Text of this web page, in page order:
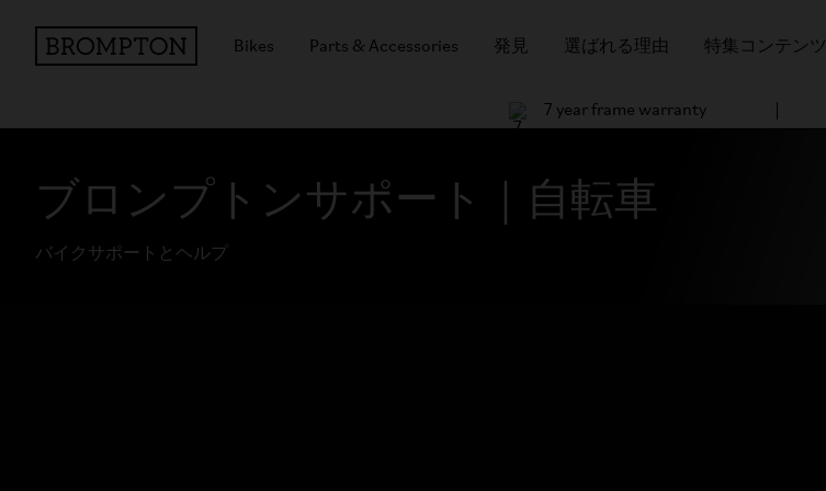
Bikes Parts & Accessories 発見 選ばれる理由 特集コンテンツ
7 year frame warranty
ブロンプトンサポート｜自転車
バイクサポートとヘルプ